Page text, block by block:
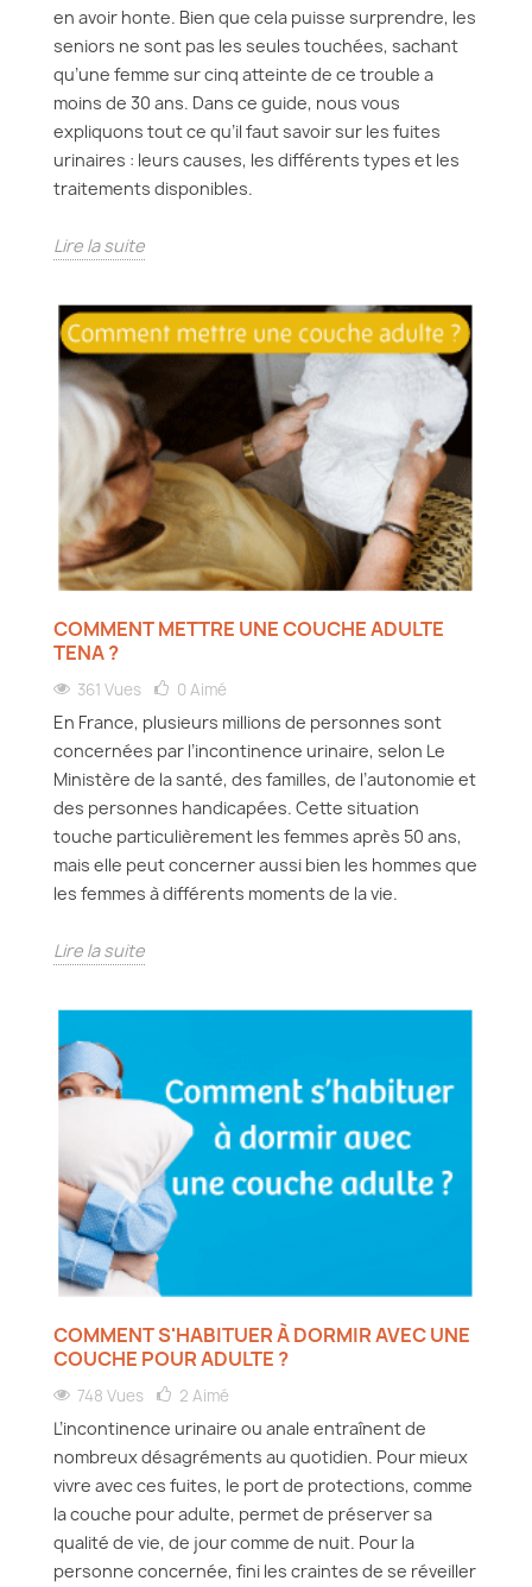
en avoir honte. Bien que cela puisse surprendre, les
seniors ne sont pas les seules touchées, sachant
qu’une femme sur cinq atteinte de ce trouble a
moins de 30 ans. Dans ce guide, nous vous
expliquons tout ce qu’il faut savoir sur les fuites
urinaires : leurs causes, les différents types et les
traitements disponibles.
Lire la suite
COMMENT METTRE UNE COUCHE ADULTE
TENA ?
361 Vues 0 Aimé
En France, plusieurs millions de personnes sont
concernées par l’incontinence urinaire, selon Le
Ministère de la santé, des familles, de l’autonomie et
des personnes handicapées. Cette situation
touche particulièrement les femmes après 50 ans,
mais elle peut concerner aussi bien les hommes que
les femmes à différents moments de la vie.
Lire la suite
COMMENT S'HABITUER À DORMIR AVEC UNE
COUCHE POUR ADULTE ?
748 Vues 2 Aimé
L’incontinence urinaire ou anale entraînent de
nombreux désagréments au quotidien. Pour mieux
vivre avec ces fuites, le port de protections, comme
la couche pour adulte, permet de préserver sa
qualité de vie, de jour comme de nuit. Pour la
personne concernée, fini les craintes de se réveiller